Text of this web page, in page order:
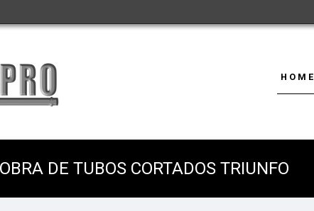
HOME
DE TUBOS CORTADOS TRIUNFO